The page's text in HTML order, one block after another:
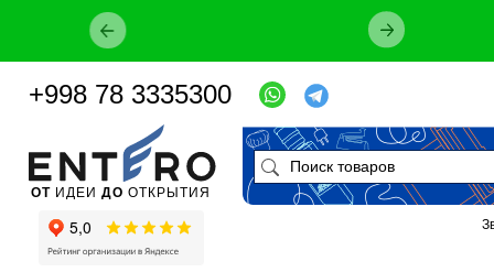
ОТ ИДЕИ ДО ОТКРЫТИЯ
+998 78 3335300